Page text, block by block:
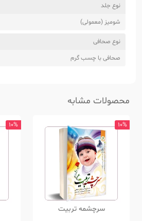
نوع جلد
شومیز (معمولی)
نوع صحافی
صحافی با چسب گرم
محصولات مشابه
10%
سرچشمه تربیت
10%